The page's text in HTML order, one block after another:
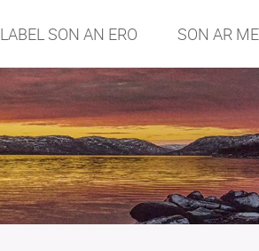
LABEL SON AN ERO SON AR